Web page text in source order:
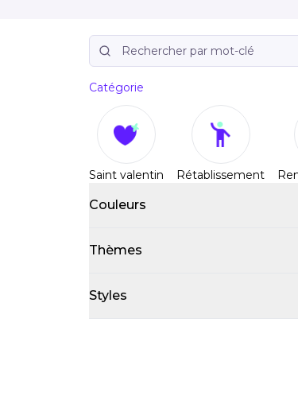
Catégorie
Saint valentin Rétablissement
Couleurs
Thèmes
Styles